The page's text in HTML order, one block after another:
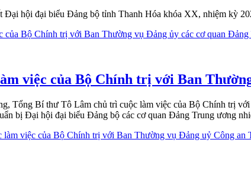
hội đại biểu Đảng bộ tỉnh Thanh Hóa khóa XX, nhiệm kỳ
việc của Bộ Chính trị với Ban
Tổng Bí thư Tô Lâm chủ trì cuộc làm việc của Bộ Chính trị
bị Đại hội đại biểu Đảng bộ các cơ quan Đảng Trung ương